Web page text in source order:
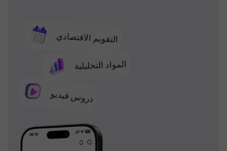
التقويم الاقتصادي
المواد التحليلية
دروس فيديو